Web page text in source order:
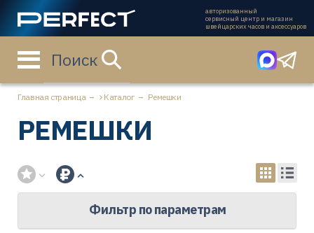
авторизованный
сервисный центр и магазин
швейцарских часов и аксессуаров
Поиск
Главная страница Каталог Ремешки
РЕМЕШКИ
Фильтр по параметрам